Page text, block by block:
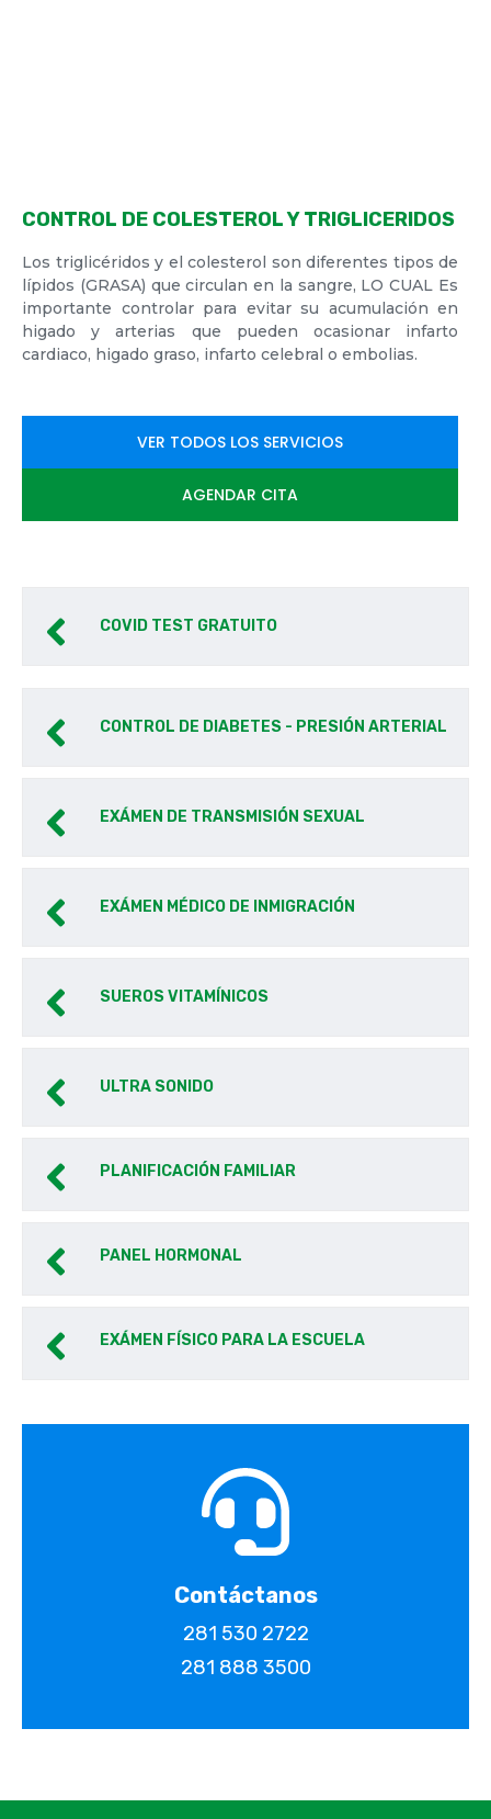
CONTROL DE COLESTEROL Y TRIGLICERIDOS
Los triglicéridos y el colesterol son diferentes tipos de
lípidos (GRASA) que circulan en la sangre, LO CUAL Es
importante controlar para evitar su acumulación en
higado y arterias que pueden ocasionar infarto
cardiaco, higado graso, infarto celebral o embolias.
VER TODOS LOS SERVICIOS
AGENDAR CITA
COVID TEST GRATUITO
CONTROL DE DIABETES - PRESIÓN ARTERIAL
EXÁMEN DE TRANSMISIÓN SEXUAL
EXÁMEN MÉDICO DE INMIGRACIÓN
SUEROS VITAMÍNICOS
ULTRA SONIDO
PLANIFICACIÓN FAMILIAR
PANEL HORMONAL
EXÁMEN FÍSICO PARA LA ESCUELA
Contáctanos
281 530 2722
281 888 3500